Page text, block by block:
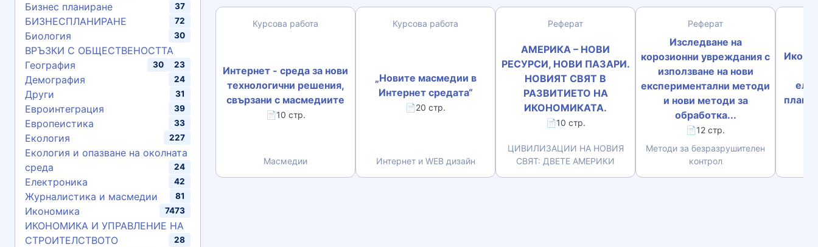
Бизнес планиране 37
БИЗНЕСПЛАНИРАНЕ 72
Биология 30
ВРЪЗКИ С ОБЩЕСТВЕНОСТТА
23
География 30
Демография 24
Други 31
Евроинтеграция 39
Европеистика 33
Екология 227
Екология и опазване на околната
среда
24
Електроника 42
Журналистика и масмедии 81
Икономика 7473
ИКОНОМИКА И УПРАВЛЕНИЕ НА
СТРОИТЕЛСТВОТО
28
Курсова работа
Интернет - среда за нови
технологични решения,
свързани с масмедиите
📄10 стр.
Масмедии
Курсова работа
„Новите масмедии в
Интернет средата“
📄20 стр.
Интернет и WEB дизайн
Реферат
АМЕРИКА – НОВИ
РЕСУРСИ, НОВИ ПАЗАРИ.
НОВИЯТ СВЯТ В
РАЗВИТИЕТО НА
ИКОНОМИКАТА.
📄10 стр.
ЦИВИЛИЗАЦИИ НА НОВИЯ
СВЯТ: ДВЕТЕ АМЕРИКИ
Реферат
Изследване на
корозионни увреждания с
използване на нови
експериментални методи
и нови методи за
обработка...
📄12 стр.
Методи за безразрушителен
контрол